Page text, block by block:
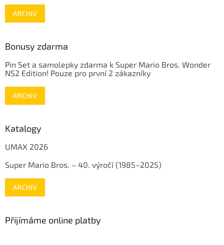
ARCHIV
Bonusy zdarma
Pin Set a samolepky zdarma k Super Mario Bros. Wonder
NS2 Edition! Pouze pro první 2 zákazníky
ARCHIV
Katalogy
UMAX 2026
Super Mario Bros. – 40. výročí (1985–2025)
ARCHIV
Přijímáme online platby